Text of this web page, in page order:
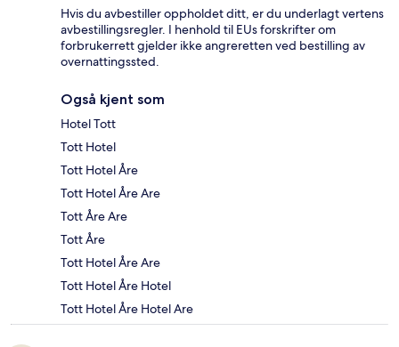
Hvis du avbestiller oppholdet ditt, er du underlagt vertens
avbestillingsregler. I henhold til EUs forskrifter om
forbrukerrett gjelder ikke angreretten ved bestilling av
overnattingssted.
Også kjent som
Hotel Tott
Tott Hotel
Tott Hotel Åre
Tott Hotel Åre Are
Tott Åre Are
Tott Åre
Tott Hotel Åre Are
Tott Hotel Åre Hotel
Tott Hotel Åre Hotel Are